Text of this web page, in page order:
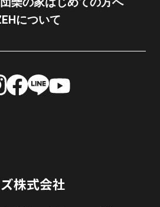
について
株式会社